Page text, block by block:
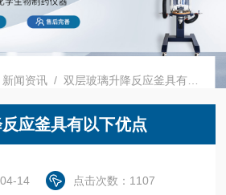
新闻资讯 / 双层玻璃升降反应釜具有以下优点
应釜具有以下优点
14 点击次数：1107